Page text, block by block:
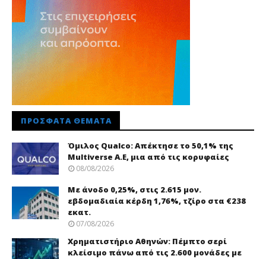
ΠΡΌΣΦΑΤΑ ΘΈΜΑΤΑ
Όμιλος Qualco: Απέκτησε το 50,1% της
Multiverse A.E, μια από τις κορυφαίες
08/08/2026
Με άνοδο 0,25%, στις 2.615 μον.
εβδομαδιαία κέρδη 1,76%, τζίρο στα €238
εκατ.
07/08/2026
Χρηματιστήριο Αθηνών: Πέμπτο σερί
κλείσιμο πάνω από τις 2.600 μονάδες με